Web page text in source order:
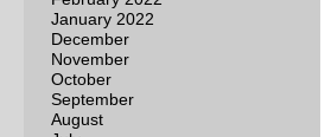
January 2022
December
November
October
September
August